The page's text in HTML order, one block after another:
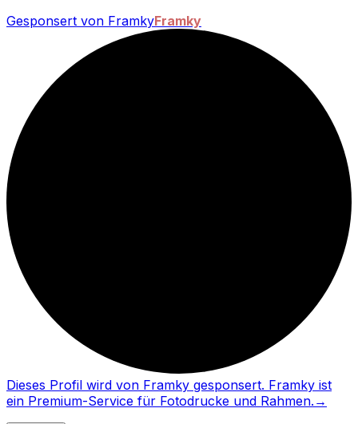
Gesponsert von FramkyFramky
Dieses Profil wird von Framky gesponsert. Framky ist
ein Premium-Service für Fotodrucke und Rahmen. →